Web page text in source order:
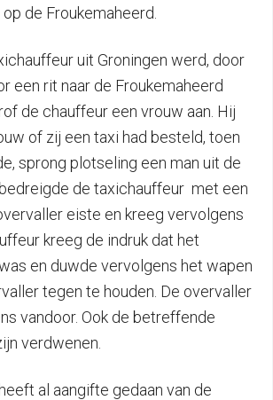
de Froukemaheerd.
uit Groningen werd, door
een rit naar de Froukemaheerd
de chauffeur een vrouw aan. Hij
of zij een taxi had besteld, toen
sprong plotseling een man uit de
de taxichauffeur met een
eiste en kreeg vervolgens
kreeg de indruk dat het
en duwde vervolgens het wapen
tegen te houden. De overvaller
vandoor. Ook de betreffende
verdwenen.
al aangifte gedaan van de